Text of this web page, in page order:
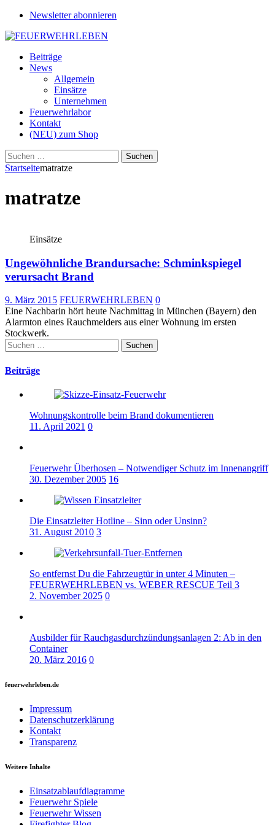
Newsletter abonnieren
Beiträge
News
Allgemein
Einsätze
Unternehmen
Feuerwehrlabor
Kontakt
(NEU) zum Shop
Suchen
nach:
Startseitematratze
matratze
Einsätze
Ungewöhnliche Brandursache: Schminkspiegel
verursacht Brand
9. März 2015 FEUERWEHRLEBEN 0
Eine Nachbarin hört heute Nachmittag in München (Bayern) den
Alarmton eines Rauchmelders aus einer Wohnung im ersten
Stockwerk.
Suchen
nach:
Beiträge
Wohnungskontrolle beim Brand dokumentieren
11. April 2021 0
Feuerwehr Überhosen – Notwendiger Schutz im Innenangriff
30. Dezember 2005 16
Die Einsatzleiter Hotline – Sinn oder Unsinn?
31. August 2010 3
So entfernst Du die Fahrzeugtür in unter 4 Minuten –
FEUERWEHRLEBEN vs. WEBER RESCUE Teil 3
2. November 2025 0
Ausbilder für Rauchgasdurchzündungsanlagen 2: Ab in den
Container
20. März 2016 0
feuerwehrleben.de
Impressum
Datenschutzerklärung
Kontakt
Transparenz
Weitere Inhalte
Einsatzablaufdiagramme
Feuerwehr Spiele
Feuerwehr Wissen